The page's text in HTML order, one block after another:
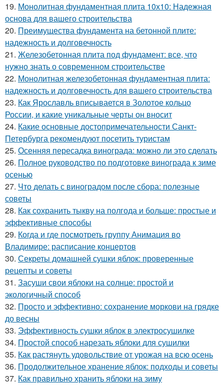
19. Монолитная фундаментная плита 10х10: Надежная
основа для вашего строительства
20. Преимущества фундамента на бетонной плите:
надежность и долговечность
21. Железобетонная плита под фундамент: все, что
нужно знать о современном строительстве
22. Монолитная железобетонная фундаментная плита:
надежность и долговечность для вашего строительства
23. Как Ярославль вписывается в Золотое кольцо
России, и какие уникальные черты он вносит
24. Какие основные достопримечательности Санкт-
Петербурга рекомендуют посетить туристам
25. Осенняя пересадка винограда: можно ли это сделать
26. Полное руководство по подготовке винограда к зиме
осенью
27. Что делать с виноградом после сбора: полезные
советы
28. Как сохранить тыкву на полгода и больше: простые и
эффективные способы
29. Когда и где посмотреть группу Анимация во
Владимире: расписание концертов
30. Секреты домашней сушки яблок: проверенные
рецепты и советы
31. Засуши свои яблоки на солнце: простой и
экологичный способ
32. Просто и эффективно: сохранение моркови на грядке
до весны
33. Эффективность сушки яблок в электросушилке
34. Простой способ нарезать яблоки для сушилки
35. Как растянуть удовольствие от урожая на всю осень
36. Продолжительное хранение яблок: подходы и советы
37. Как правильно хранить яблоки на зиму